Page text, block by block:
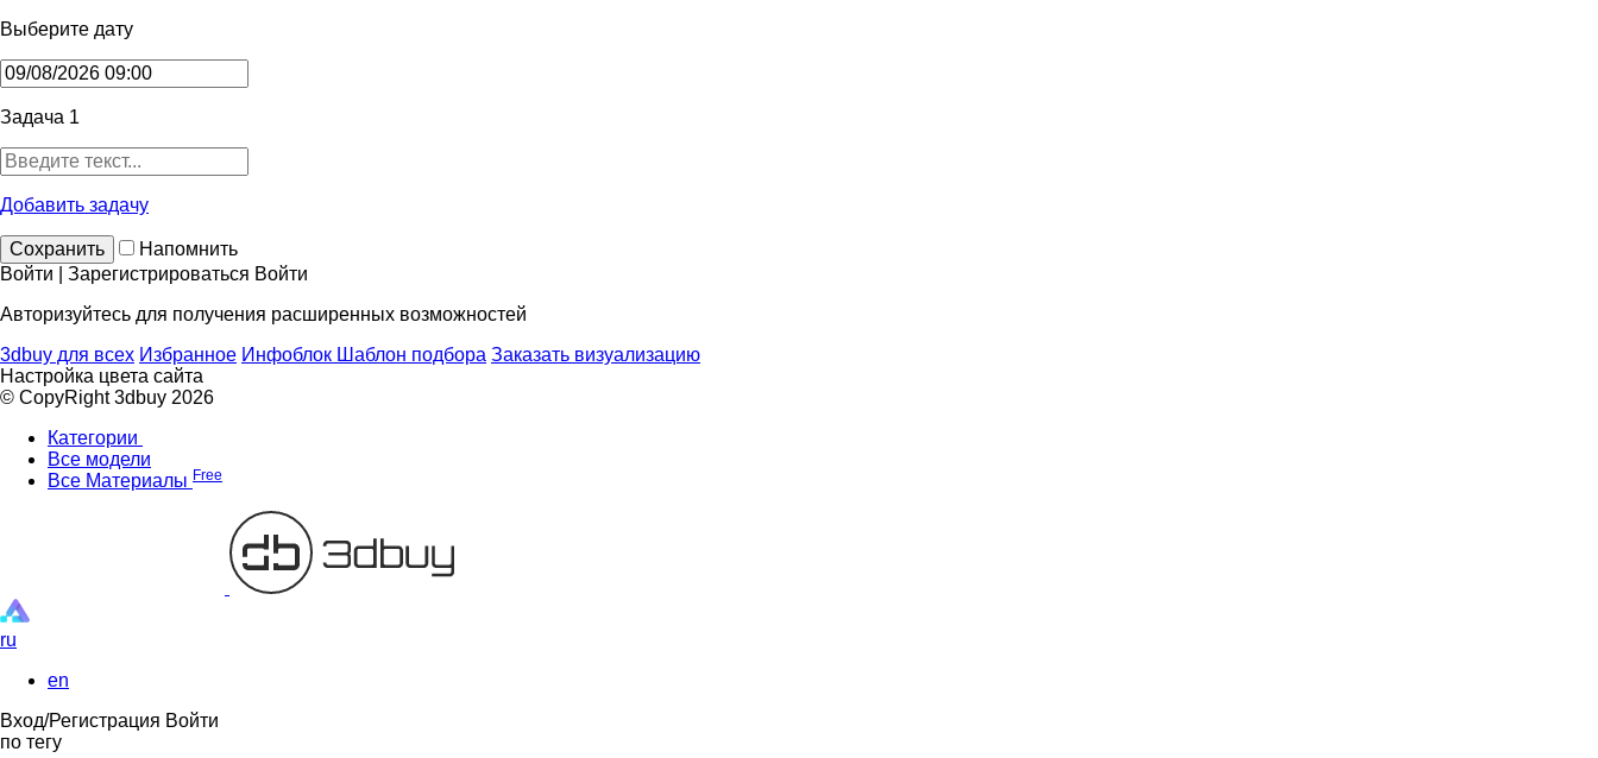
Выберите дату
Задача 1
Добавить задачу
Сохранить
Напомнить
Войти | Зарегистрироваться Войти
Авторизуйтесь для получения расширенных возможностей
3dbuy для всех Избранное Инфоблок Шаблон подбора Заказать визуализацию
Настройка цвета сайта
© CopyRight 3dbuy 2026
Категории
Все модели
Все Материалы Free
ru
en
Вход/Регистрация Войти
по тегу